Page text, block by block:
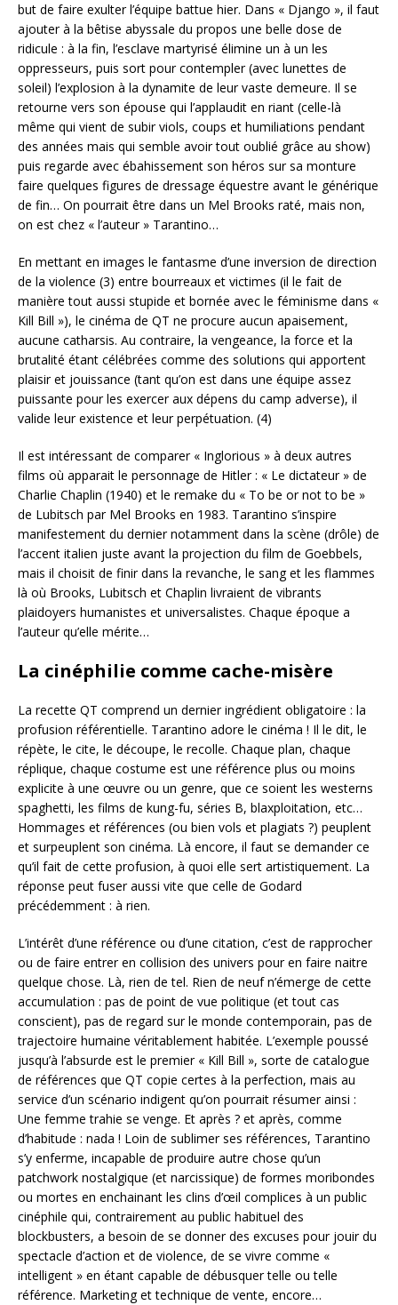
but de faire exulter l’équipe battue hier. Dans « Django », il faut
ajouter à la bêtise abyssale du propos une belle dose de
ridicule : à la fin, l’esclave martyrisé élimine un à un les
oppresseurs, puis sort pour contempler (avec lunettes de
soleil) l’explosion à la dynamite de leur vaste demeure. Il se
retourne vers son épouse qui l’applaudit en riant (celle-là
même qui vient de subir viols, coups et humiliations pendant
des années mais qui semble avoir tout oublié grâce au show)
puis regarde avec ébahissement son héros sur sa monture
faire quelques figures de dressage équestre avant le générique
de fin… On pourrait être dans un Mel Brooks raté, mais non,
on est chez « l’auteur » Tarantino…
En mettant en images le fantasme d’une inversion de direction
de la violence (3) entre bourreaux et victimes (il le fait de
manière tout aussi stupide et bornée avec le féminisme dans «
Kill Bill »), le cinéma de QT ne procure aucun apaisement,
aucune catharsis. Au contraire, la vengeance, la force et la
brutalité étant célébrées comme des solutions qui apportent
plaisir et jouissance (tant qu’on est dans une équipe assez
puissante pour les exercer aux dépens du camp adverse), il
valide leur existence et leur perpétuation. (4)
Il est intéressant de comparer « Inglorious » à deux autres
films où apparait le personnage de Hitler : « Le dictateur » de
Charlie Chaplin (1940) et le remake du « To be or not to be »
de Lubitsch par Mel Brooks en 1983. Tarantino s’inspire
manifestement du dernier notamment dans la scène (drôle) de
l’accent italien juste avant la projection du film de Goebbels,
mais il choisit de finir dans la revanche, le sang et les flammes
là où Brooks, Lubitsch et Chaplin livraient de vibrants
plaidoyers humanistes et universalistes. Chaque époque a
l’auteur qu’elle mérite…
La cinéphilie comme cache-misère
La recette QT comprend un dernier ingrédient obligatoire : la
profusion référentielle. Tarantino adore le cinéma ! Il le dit, le
répète, le cite, le découpe, le recolle. Chaque plan, chaque
réplique, chaque costume est une référence plus ou moins
explicite à une œuvre ou un genre, que ce soient les westerns
spaghetti, les films de kung-fu, séries B, blaxploitation, etc…
Hommages et références (ou bien vols et plagiats ?) peuplent
et surpeuplent son cinéma. Là encore, il faut se demander ce
qu’il fait de cette profusion, à quoi elle sert artistiquement. La
réponse peut fuser aussi vite que celle de Godard
précédemment : à rien.
L’intérêt d’une référence ou d’une citation, c’est de rapprocher
ou de faire entrer en collision des univers pour en faire naitre
quelque chose. Là, rien de tel. Rien de neuf n’émerge de cette
accumulation : pas de point de vue politique (et tout cas
conscient), pas de regard sur le monde contemporain, pas de
trajectoire humaine véritablement habitée. L’exemple poussé
jusqu’à l’absurde est le premier « Kill Bill », sorte de catalogue
de références que QT copie certes à la perfection, mais au
service d’un scénario indigent qu’on pourrait résumer ainsi :
Une femme trahie se venge. Et après ? et après, comme
d’habitude : nada ! Loin de sublimer ses références, Tarantino
s’y enferme, incapable de produire autre chose qu’un
patchwork nostalgique (et narcissique) de formes moribondes
ou mortes en enchainant les clins d’œil complices à un public
cinéphile qui, contrairement au public habituel des
blockbusters, a besoin de se donner des excuses pour jouir du
spectacle d’action et de violence, de se vivre comme «
intelligent » en étant capable de débusquer telle ou telle
référence. Marketing et technique de vente, encore…